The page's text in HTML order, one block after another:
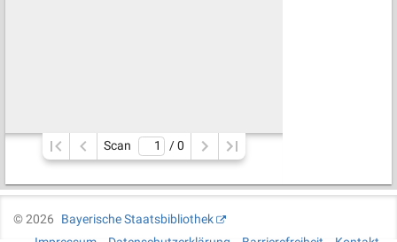
Scan / 0
©2026
Bayerische Staatsbibliothek